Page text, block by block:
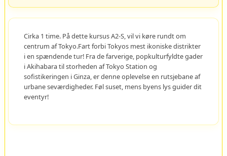
Cirka 1 time. På dette kursus A2-S, vil vi køre rundt om
centrum af Tokyo.Fart forbi Tokyos mest ikoniske distrikter
i en spændende tur! Fra de farverige, popkulturfyldte gader
i Akihabara til storheden af Tokyo Station og
sofistikeringen i Ginza, er denne oplevelse en rutsjebane af
urbane seværdigheder. Føl suset, mens byens lys guider dit
eventyr!